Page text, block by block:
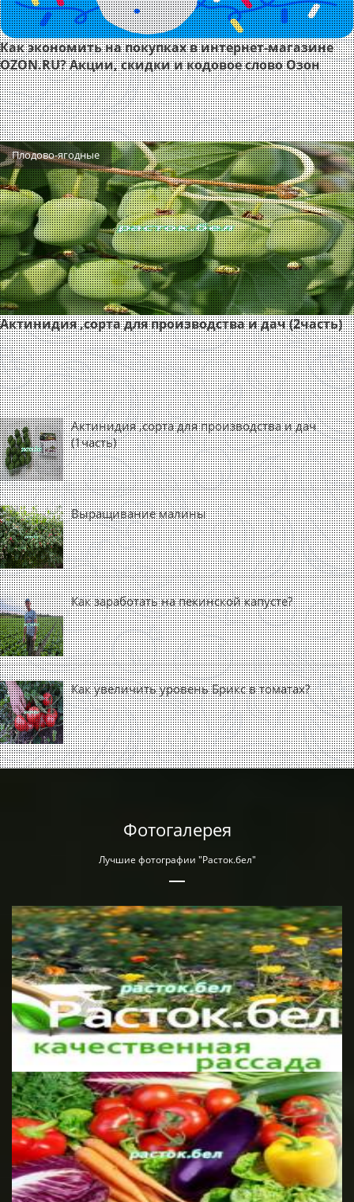
Как экономить на покупках в интернет-магазине
OZON.RU? Акции, скидки и кодовое слово Озон
Плодово-ягодные
Актинидия ,сорта для производства и дач (2часть)
Актинидия ,сорта для производства и дач
(1часть)
Выращивание малины
Как заработать на пекинской капусте?
Как увеличить уровень Брикс в томатах?
Фотогалерея
Лучшие фотографии "Расток.бел"